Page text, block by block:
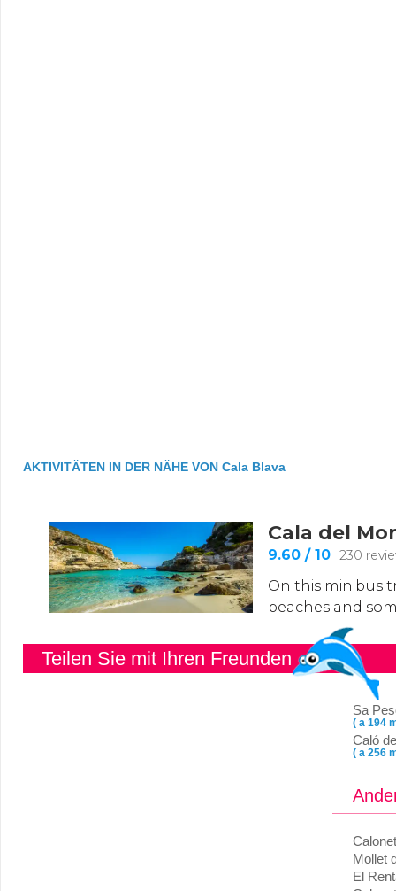
AKTIVITÄTEN IN DER NÄHE VON Cala Blava
Teilen Sie mit Ihren Freunden
Sa
( a 194
Caló
( a 256
Mollet
El